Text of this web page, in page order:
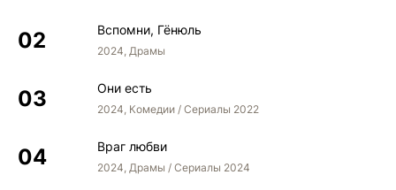
Вспомни, Гёнюль
2024, Драмы
Они есть
2024, Комедии / Сериалы 2022
Враг любви
2024, Драмы / Сериалы 2024